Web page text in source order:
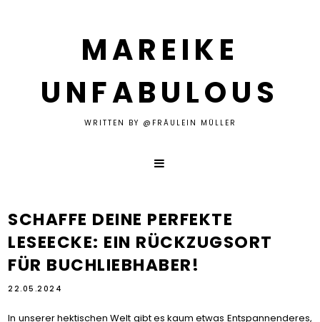
MAREIKE
UNFABULOUS
WRITTEN BY @FRÄULEIN MÜLLER
SCHAFFE DEINE PERFEKTE
LESEECKE: EIN RÜCKZUGSORT
FÜR BUCHLIEBHABER!
22.05.2024
In unserer hektischen Welt gibt es kaum etwas Entspannenderes,